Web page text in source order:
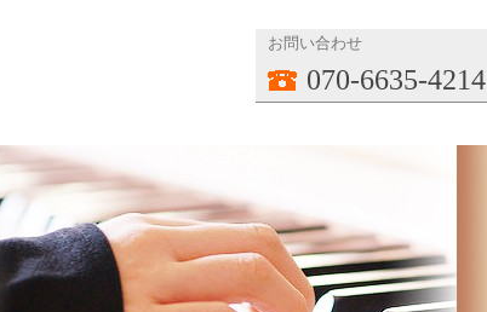
お問い合わせ
070-6635-4214